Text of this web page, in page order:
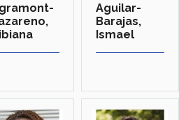
Aguilar-
Barajas,
Ismael